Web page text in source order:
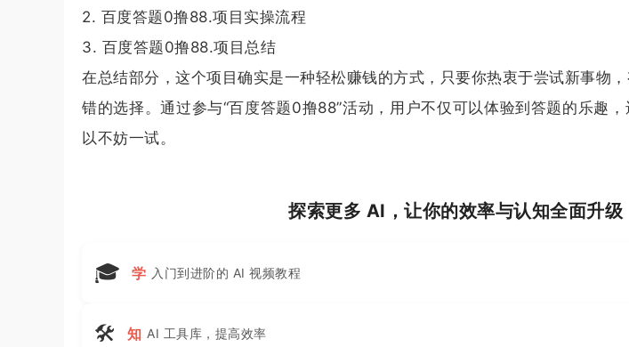
2. 百度答题0撸88.项目实操流程
3. 百度答题0撸88.项目总结
在总结部分，这个项目确实是一种轻松赚钱的方式，只要你热衷于尝试新事物
错的选择。通过参与“百度答题0撸88”活动，用户不仅可以体验到答题的乐趣
以不妨一试。
探索更多 AI，让你的效率与认知全面升级
🎓 学 入门到进阶的 AI 视频教程
🛠 知 AI 工具库，提高效率